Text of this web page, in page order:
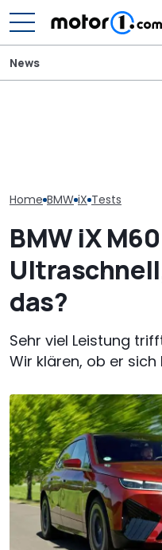
News
Home BMW iX Tests
BMW iX
das?
Sehr viel Leistung
Wir klären, ob er sich